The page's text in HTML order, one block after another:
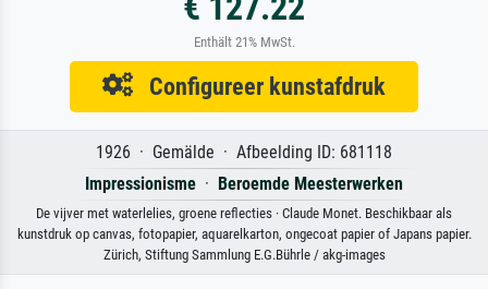
Enthält 21% MwSt.
Configureer kunstafdruk
1926 · Gemälde · Afbeelding ID: 681118
Impressionisme · Beroemde Meesterwerken
De vijver met waterlelies, groene reflecties · Claude Monet. Beschikbaar als
kunstdruk op canvas, fotopapier, aquarelkarton, ongecoat papier of Japans papier.
Zürich, Stiftung Sammlung E.G.Bührle / akg-images